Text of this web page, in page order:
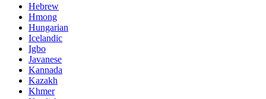
Hebrew
Hmong
Hungarian
Icelandic
Igbo
Javanese
Kannada
Kazakh
Khmer